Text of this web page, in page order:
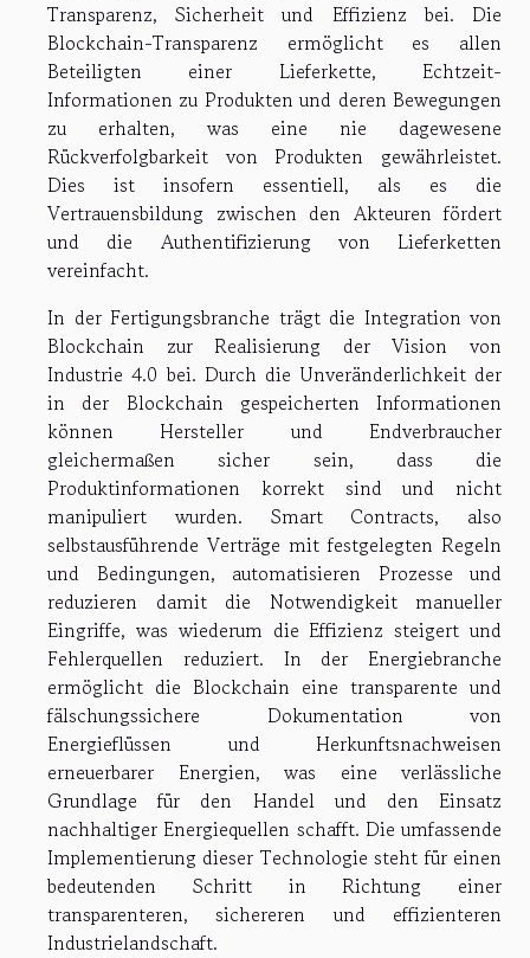
Transparenz, Sicherheit und Effizienz bei. Die
Blockchain-Transparenz ermöglicht es allen
Beteiligten einer Lieferkette, Echtzeit-
Informationen zu Produkten und deren Bewegungen
zu erhalten, was eine nie dagewesene
Rückverfolgbarkeit von Produkten gewährleistet.
Dies ist insofern essentiell, als es die
Vertrauensbildung zwischen den Akteuren fördert
und die Authentifizierung von Lieferketten
vereinfacht.
In der Fertigungsbranche trägt die Integration von
Blockchain zur Realisierung der Vision von
Industrie 4.0 bei. Durch die Unveränderlichkeit der
in der Blockchain gespeicherten Informationen
können Hersteller und Endverbraucher
gleichermaßen sicher sein, dass die
Produktinformationen korrekt sind und nicht
manipuliert wurden. Smart Contracts, also
selbstausführende Verträge mit festgelegten Regeln
und Bedingungen, automatisieren Prozesse und
reduzieren damit die Notwendigkeit manueller
Eingriffe, was wiederum die Effizienz steigert und
Fehlerquellen reduziert. In der Energiebranche
ermöglicht die Blockchain eine transparente und
fälschungssichere Dokumentation von
Energieflüssen und Herkunftsnachweisen
erneuerbarer Energien, was eine verlässliche
Grundlage für den Handel und den Einsatz
nachhaltiger Energiequellen schafft. Die umfassende
Implementierung dieser Technologie steht für einen
bedeutenden Schritt in Richtung einer
transparenteren, sichereren und effizienteren
Industrielandschaft.